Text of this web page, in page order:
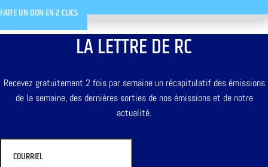
FAITE UN DON EN 2 CLICS
LA LETTRE DE RC
Recevez gratuitement 2 fois par semaine un récapitulatif des émissions
de la semaine, des dernières sorties de nos émissions et de notre
actualité.